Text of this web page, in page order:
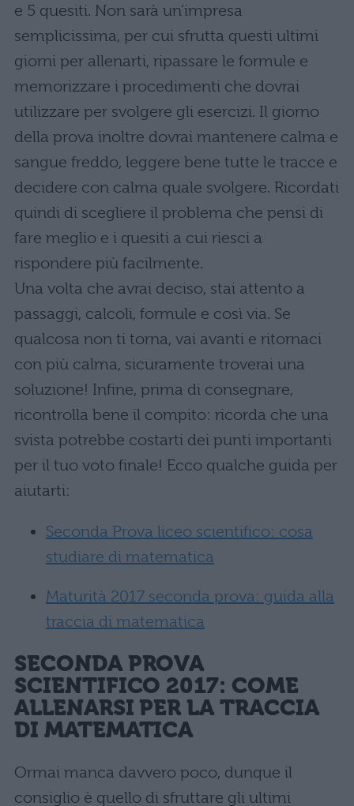
e 5 quesiti. Non sarà un’impresa
semplicissima, per cui sfrutta questi ultimi
giorni per allenarti, ripassare le formule e
memorizzare i procedimenti che dovrai
utilizzare per svolgere gli esercizi. Il giorno
della prova inoltre dovrai mantenere calma e
sangue freddo, leggere bene tutte le tracce e
decidere con calma quale svolgere. Ricordati
quindi di scegliere il problema che pensi di
fare meglio e i quesiti a cui riesci a
rispondere più facilmente.
Una volta che avrai deciso, stai attento a
passaggi, calcoli, formule e così via. Se
qualcosa non ti torna, vai avanti e ritornaci
con più calma, sicuramente troverai una
soluzione! Infine, prima di consegnare,
ricontrolla bene il compito: ricorda che una
svista potrebbe costarti dei punti importanti
per il tuo voto finale! Ecco qualche guida per
aiutarti:
Seconda Prova liceo scientifico: cosa
studiare di matematica
Maturità 2017 seconda prova: guida alla
traccia di matematica
SECONDA PROVA
SCIENTIFICO 2017: COME
ALLENARSI PER LA TRACCIA
DI MATEMATICA
Ormai manca davvero poco, dunque il
consiglio è quello di sfruttare gli ultimi